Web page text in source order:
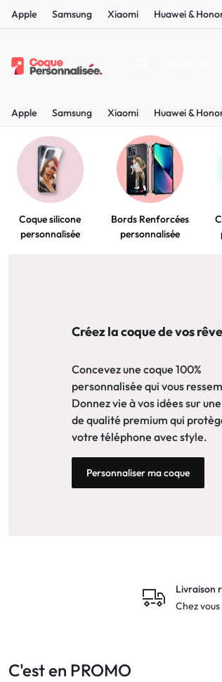
PLUS
BELLES
COQUES
PERSONNALISÉES
C'EST
MADE
FRANCE
:
Apple
Samsung
Asus
Nokia – HMD
OnePlus
Vivo
Apple Samsung Xiaomi Huawei &
Apple Samsung Xiaomi Huawei &
Coque silicone
personnalisée
Bords Renforcées
personnalisée
Créez la coque de vos
Concevez une coque 100%
personnalisée qui vous
Donnez vie à vos idées sur
de qualité premium qui
votre téléphone avec style.
Personnaliser ma coque
Livraison
Chez
C'est en PROMO